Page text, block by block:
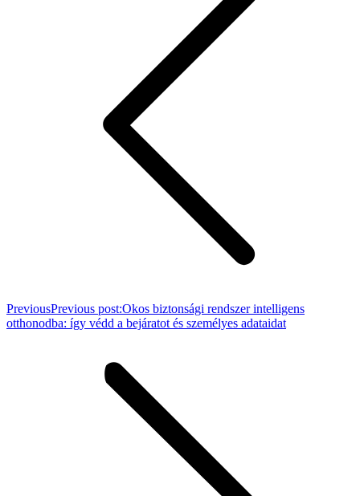
PreviousPrevious post:Okos biztonsági rendszer intelligens
otthonodba: így védd a bejáratot és személyes adataidat